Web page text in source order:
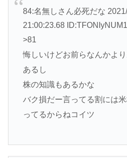
84:名無しさん必死だな
21:00:23.68
>81
悔しいけどお前らなんかよ
あるし
株の知識もあるかな
バク損だー言ってる割には
ってるからねコイツ